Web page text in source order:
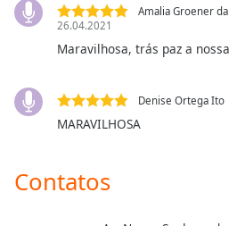
Opacity
Style
Amalia Groener
26.04.2021
Maravilhosa, trás paz a
Denise Ortega Ito
MARAVILHOSA
Contatos